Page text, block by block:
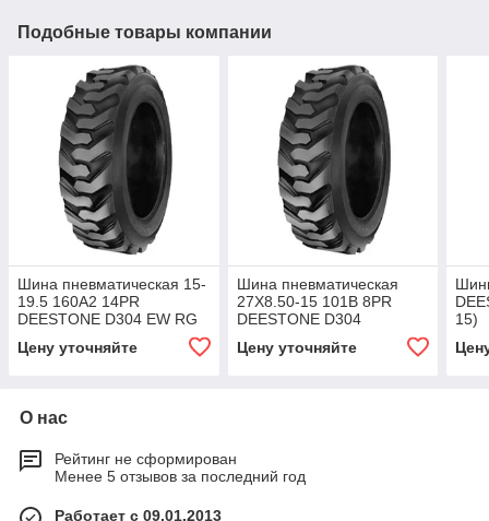
Подобные товары компании
Шина пневматическая 15-
19.5 160A2 14PR
DEESTONE D304 EW RG
Цену уточняйте
Шина пневматическая
27X8.50-15 101B 8PR
DEESTONE D304
Цену уточняйте
15)
О нас
Рейтинг не сформирован
Менее 5 отзывов за последний год
Работает с 09.01.2013